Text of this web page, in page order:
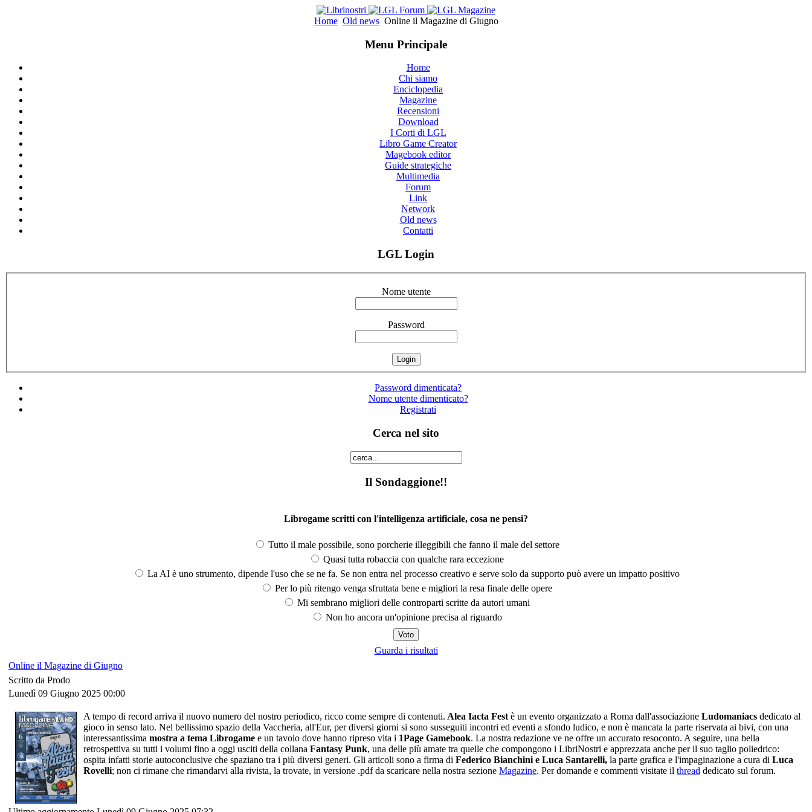
Home Old news Online il Magazine di Giugno
Menu Principale
Home
Chi siamo
Enciclopedia
Magazine
Recensioni
Download
I Corti di LGL
Libro Game Creator
Magebook editor
Guide strategiche
Multimedia
Forum
Link
Network
Old news
Contatti
LGL Login
Nome utente
Password
Password dimenticata?
Nome utente dimenticato?
Registrati
Cerca nel sito
Il Sondaggione!!
Librogame scritti con l'intelligenza artificiale, cosa ne pensi?
Tutto il male possibile, sono porcherie illeggibili che fanno il male del settore
Quasi tutta robaccia con qualche rara eccezione
La AI è uno strumento, dipende l'uso che se ne fa. Se non entra nel processo creativo e serve solo da supporto può avere un impatto positivo
Per lo più ritengo venga sfruttata bene e migliori la resa finale delle opere
Mi sembrano migliori delle controparti scritte da autori umani
Non ho ancora un'opinione precisa al riguardo
Guarda i risultati
Online il Magazine di Giugno
Scritto da Prodo
Lunedì 09 Giugno 2025 00:00
A tempo di record arriva il nuovo numero del nostro periodico, ricco come sempre di contenuti. Alea Iacta Fest è un evento organizzato a Roma dall'associazione Ludomaniacs dedicato al
gioco in senso lato. Nel bellissimo spazio della Vaccheria, all'Eur, per diversi giorni si sono susseguiti incontri ed eventi a sfondo ludico, e non è mancata la parte riservata ai bivi, con una
interessantissima mostra a tema Librogame e un tavolo dove hanno ripreso vita i 1Page Gamebook. La nostra redazione ve ne offre un accurato resoconto. A seguire, una bella
retrospettiva su tutti i volumi fino a oggi usciti della collana Fantasy Punk, una delle più amate tra quelle che compongono i LibriNostri e apprezzata anche per il suo taglio poliedrico:
ospita infatti storie autoconclusive che spaziano tra i più diversi generi. Gli articoli sono a firma di Federico Bianchini e Luca Santarelli, la parte grafica e l'impaginazione a cura di Luca
Rovelli; non ci rimane che rimandarvi alla rivista, la trovate, in versione .pdf da scaricare nella nostra sezione Magazine. Per domande e commenti visitate il thread dedicato sul forum.